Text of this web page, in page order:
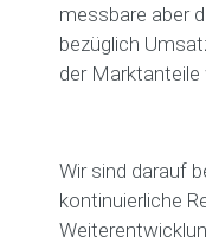
messbare aber
bezüglich
der Marktanteile
Wir sind darauf
kontinuierliche